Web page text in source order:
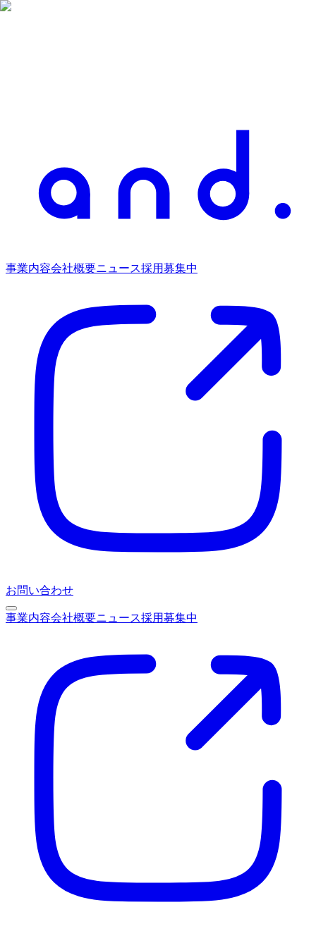
事業内容会社概要ニュース採用募集中
お問い合わせ
事業内容会社概要ニュース採用募集中